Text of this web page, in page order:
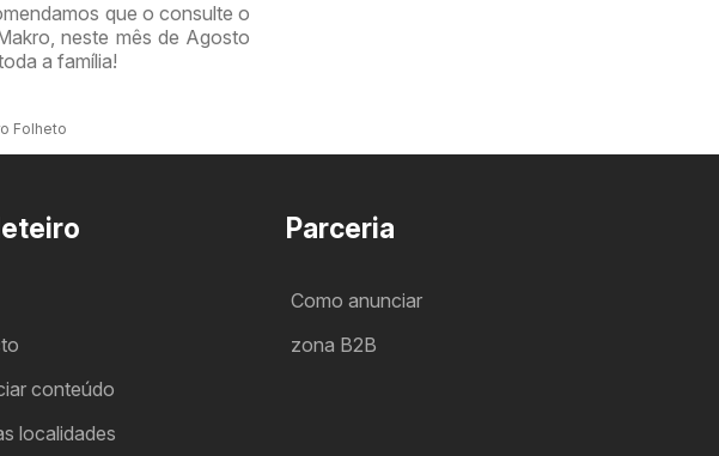
que o consulte o
neste mês de Agosto
a família!
Folheto
conteúdo
localidades
Parceria
Como anunciar
zona B2B